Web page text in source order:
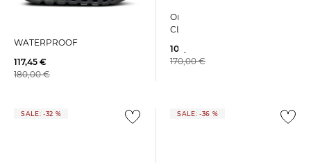
WATERPROOF
117,45 €
180,00 €
On | Damen Sneaker
CLOUDNOVA RIFT
103,35 €
170,00 €
SALE: -32 % SALE: -36 %